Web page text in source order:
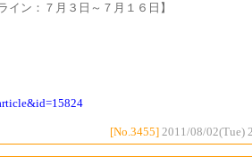
イン：７月３日～７月１６日】
[No.3455] 2011/08/02(Tue)